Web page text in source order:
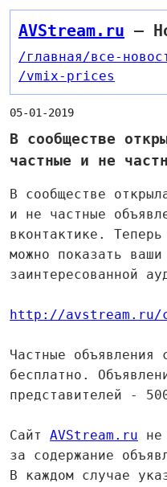
AVStream.ru —
/главная/все-
/vmix-prices
05-01-2019
В сообществе
частные и не
В сообществе
и не частные
вконтактике.
можно показать
заинтересованной
http://avstream.ru/
Частные объявления
бесплатно.
представителей -
Сайт AVStream.ru не
за содержание
В каждом случае